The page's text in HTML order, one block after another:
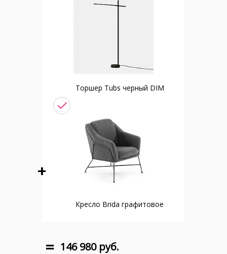
Торшер Tubs черный DIM
Кресло Brida графитовое
146 980 руб.